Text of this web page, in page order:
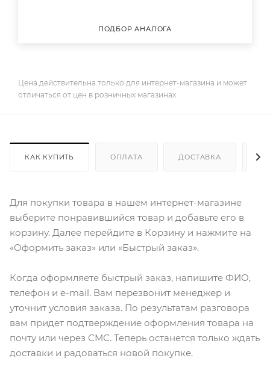
ПОДБОР АНАЛОГА
Цена действительна только для интернет-магазина и может
отличаться от цен в розничных магазинах
КАК КУПИТЬ ОПЛАТА ДОСТАВКА
Для покупки товара в нашем интернет-магазине
выберите понравившийся товар и добавьте его в
корзину. Далее перейдите в Корзину и нажмите на
«Оформить заказ» или «Быстрый заказ».
Когда оформляете быстрый заказ, напишите ФИО,
телефон и e-mail. Вам перезвонит менеджер и
уточнит условия заказа. По результатам разговора
вам придет подтверждение оформления товара на
почту или через СМС. Теперь останется только ждать
доставки и радоваться новой покупке.